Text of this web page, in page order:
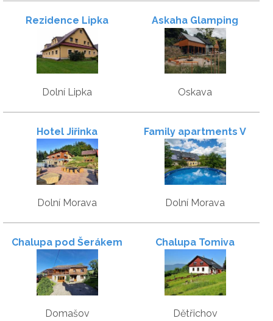
Rezidence Lipka
Dolní Lipka
Askaha Glamping
Oskava
Hotel Jiřinka
Dolní Morava
Family apartments V
Zátiší
Dolní Morava
Chalupa pod Šerákem
Domašov
Chalupa Tomiva
Dětřichov